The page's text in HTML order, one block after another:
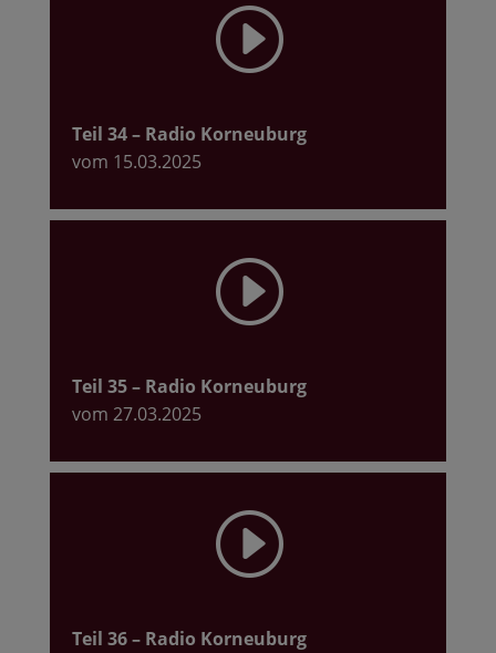
I
Teil 34– Radio Korneuburg
vom 15.03.2025
I
Teil 35– Radio Korneuburg
vom 27.03.2025
I
Teil 36– Radio Korneuburg